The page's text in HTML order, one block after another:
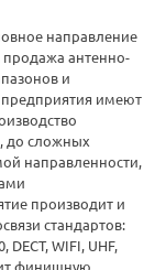
направление
продажа антенно-
и
имеют
до сложных
направленности,
производит и
стандартов:
DECT, WIFI, UHF,